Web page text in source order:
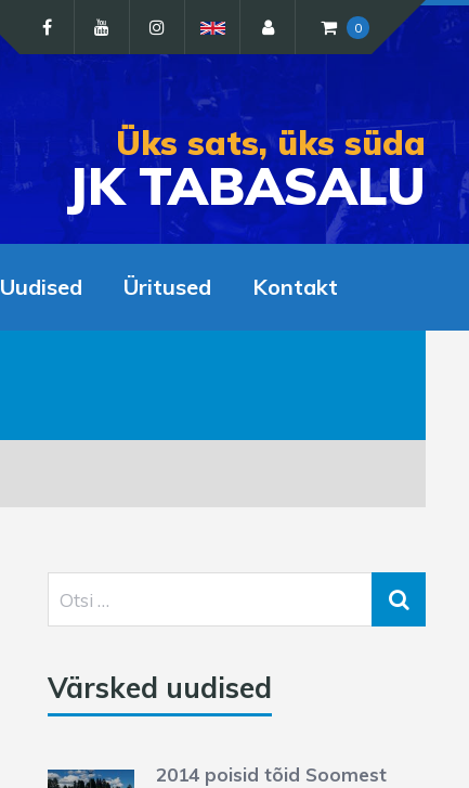
Üks sats, üks süda
JK TABASALU
0
Uudised Üritused Kontakt
Värsked uudised
2014 poisid tõid Soomest